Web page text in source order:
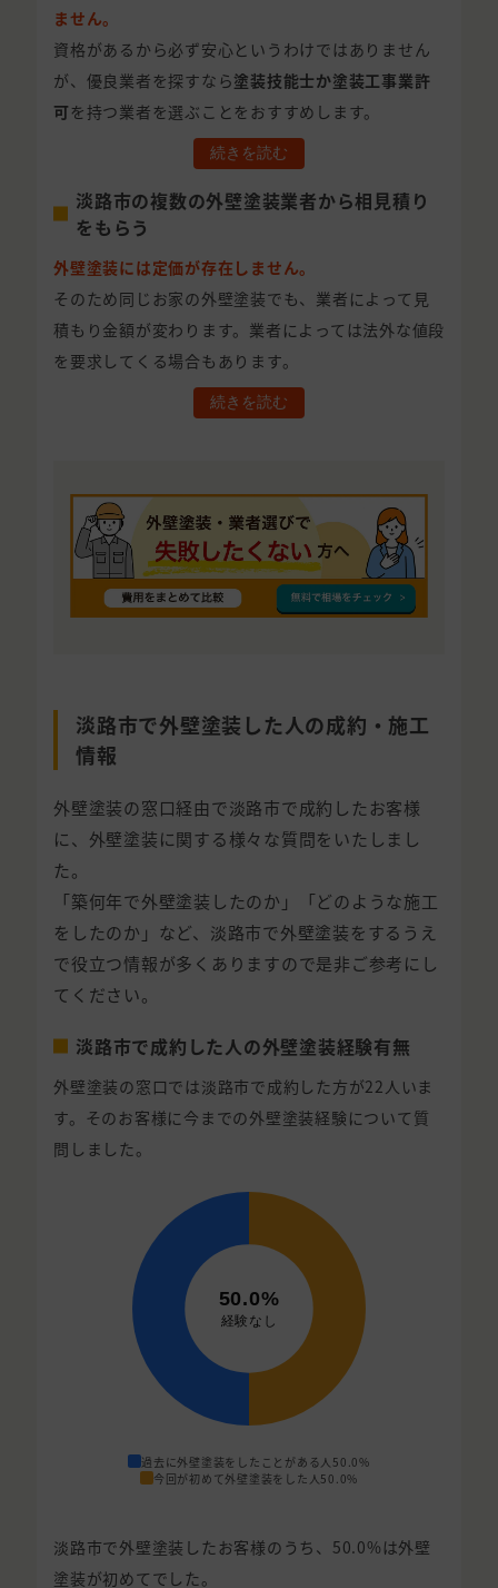
ません。
資格があるから必ず安心というわけではありません
が、優良業者を探すなら塗装技能士か塗装工事業許
可 を持つ業者を選ぶことをおすすめします。
続きを読む
淡路市の複数の外壁塗装業者から相見積り
をもらう
外壁塗装には定価が存在しません。
そのため同じお家の外壁塗装でも、業者によって見
積もり金額が変わります。業者によっては法外な値段
を要求してくる場合もあります。
続きを読む
淡路市で外壁塗装した人の成約・施工
情報
外壁塗装の窓口経由で淡路市で成約したお客様
に、外壁塗装に関する様々な質問をいたしまし
た。
「築何年で外壁塗装したのか」「どのような施工
をしたのか」など、淡路市で外壁塗装をするうえ
で役立つ情報が多くありますので是非ご参考にし
てください。
淡路市で成約した人の外壁塗装経験有無
外壁塗装の窓口では淡路市で成約した方が22人いま
す。そのお客様に今までの外壁塗装経験について質
問しました。
過去に外壁塗装をしたことがある人 50.0%
今回が初めて外壁塗装をした人 50.0%
淡路市で外壁塗装したお客様のうち、50.0%は外壁
塗装が初めてでした。